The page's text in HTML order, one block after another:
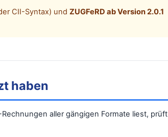
CII-Syntax) und ZUGFeRD ab Version 2.0.1
haben
aller gängigen Formate liest, prüft